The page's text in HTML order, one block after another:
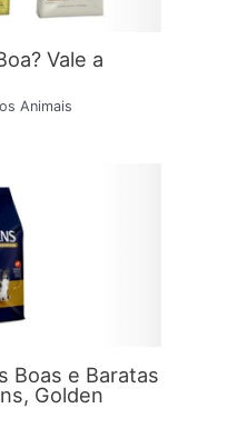
Vale a
Animais
Boas e Baratas
Golden